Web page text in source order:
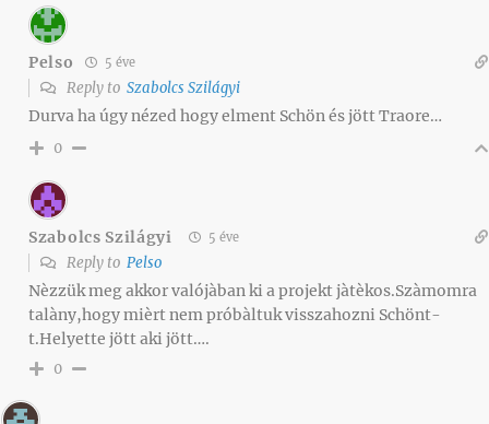
Pelso 5 éve
Reply to Szabolcs Szilágyi
Durva ha úgy nézed hogy elment Schön és jött Traore…
0
Szabolcs Szilágyi 5 éve
Reply to Pelso
Nèzzük meg akkor valójàban ki a projekt jàtèkos.Szàmomra
talàny,hogy mièrt nem próbàltuk visszahozni Schönt-
t.Helyette jött aki jött….
0